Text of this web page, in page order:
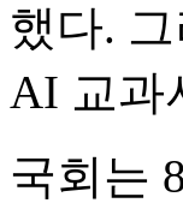
했다.
AI 교과
국회는